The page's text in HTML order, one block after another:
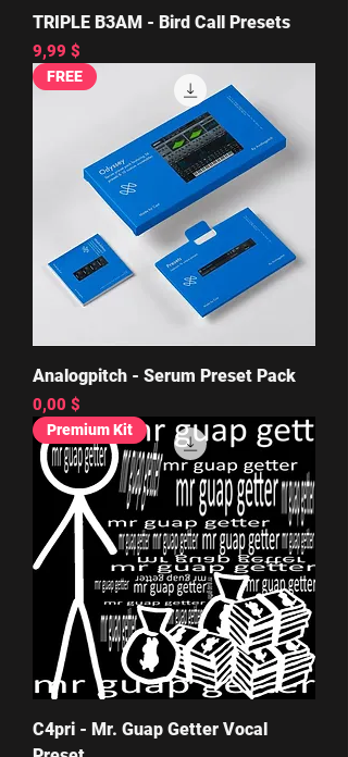
TRIPLE B3AM - Bird Call Presets
Цена
9,99 $
FREE
Analogpitch - Serum Preset Pack
Цена
0,00 $
Premium Kit
C4pri - Mr. Guap Getter Vocal